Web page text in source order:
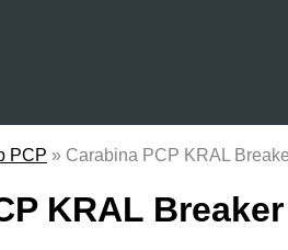
PCP » Carabina PCP KRAL
KRAL